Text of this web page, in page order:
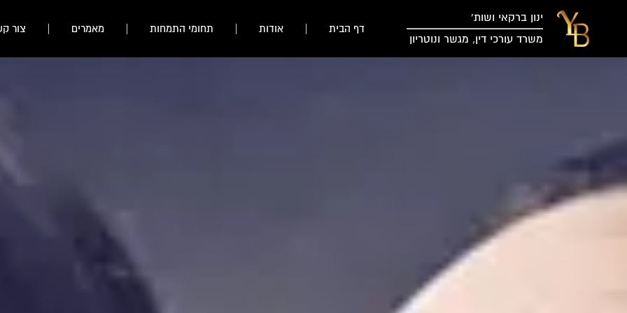
ינון ברקאי ושות’
משרד עורכי דין, מגשר ונוטריון
דף הבית אודות תחומי התמחות מאמרים צור